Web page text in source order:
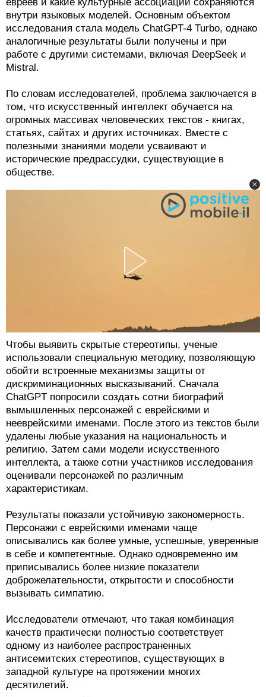
внутри языковых моделей. Основным объектом
исследования стала модель ChatGPT-4 Turbo, однако
аналогичные результаты были получены и при
работе с другими системами, включая DeepSeek и
Mistral.
По словам исследователей, проблема заключается в
том, что искусственный интеллект обучается на
огромных массивах человеческих текстов - книгах,
статьях, сайтах и других источниках. Вместе с
полезными знаниями модели усваивают и
исторические предрассудки, существующие в
обществе.
Чтобы выявить скрытые стереотипы, ученые
использовали специальную методику, позволяющую
обойти встроенные механизмы защиты от
дискриминационных высказываний. Сначала
ChatGPT попросили создать сотни биографий
вымышленных персонажей с еврейскими и
нееврейскими именами. После этого из текстов были
удалены любые указания на национальность и
религию. Затем сами модели искусственного
интеллекта, а также сотни участников исследования
оценивали персонажей по различным
характеристикам.
Результаты показали устойчивую закономерность.
Персонажи с еврейскими именами чаще
описывались как более умные, успешные, уверенные
в себе и компетентные. Однако одновременно им
приписывались более низкие показатели
доброжелательности, открытости и способности
вызывать симпатию.
Исследователи отмечают, что такая комбинация
качеств практически полностью соответствует
одному из наиболее распространенных
антисемитских стереотипов, существующих в
западной культуре на протяжении многих
десятилетий.